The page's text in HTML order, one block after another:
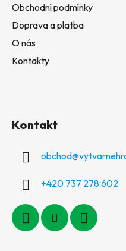
Obchodní podmínky
Doprava a platba
O nás
Kontakty
Kontakt
obchod@
+420 737 278 602